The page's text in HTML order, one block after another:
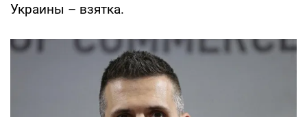
Украины – взятка.